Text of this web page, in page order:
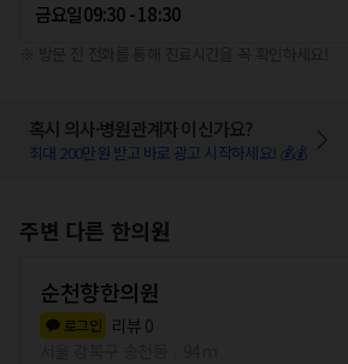
금요일09:30 - 18:30
혹시 의사·병원관계자 이신가요?
최대 200만원 받고 바로 광고 시작하세요! 💰💰
주변 다른 한의원
순천향한의원
로그인 리뷰 0